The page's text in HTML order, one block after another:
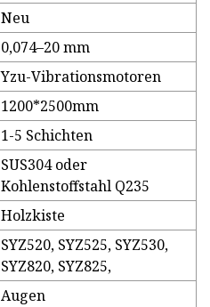
Neu
0,074–20 mm
Yzu-Vibrationsmotoren
1200*2500mm
1-5 Schichten
SUS304 oder
Kohlenstoffstahl Q235
Holzkiste
SYZ520, SYZ525, SYZ530,
SYZ820, SYZ825,
Augen